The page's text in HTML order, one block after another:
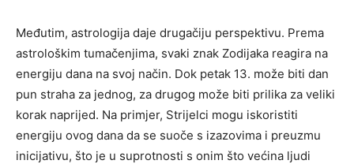
Međutim, astrologija daje drugačiju perspektivu. Prema
astrološkim tumačenjima, svaki znak Zodijaka reagira na
energiju dana na svoj način. Dok petak 13. može biti dan
pun straha za jednog, za drugog može biti prilika za veliki
korak naprijed. Na primjer, Strijelci mogu iskoristiti
energiju ovog dana da se suoče s izazovima i preuzmu
inicijativu, što je u suprotnosti s onim što većina ljudi